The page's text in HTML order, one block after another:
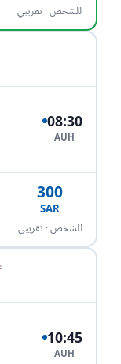
للشخص · تقريبي
08:30
AUH
300
SAR
للشخص · تقريبي
10:45
AUH